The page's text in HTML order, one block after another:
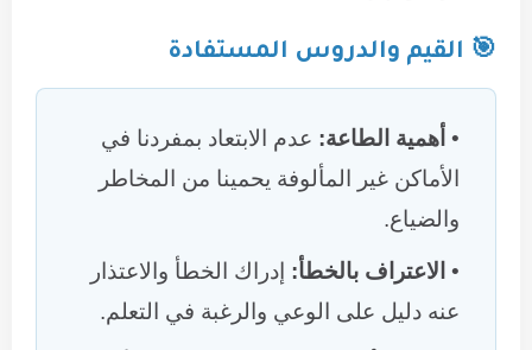
🎯 القيم والدروس المستفادة
أهمية الطاعة: عدم الابتعاد بمفردنا في
الأماكن غير المألوفة يحمينا من المخاطر
والضياع.
الاعتراف بالخطأ: إدراك الخطأ والاعتذار
عنه دليل على الوعي والرغبة في التعلم.